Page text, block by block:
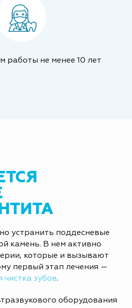
работы не менее 10 лет
устранить поддесневые
камень. В нем активно
которые и вызывают
первый этап лечения —
чистка зубов.
оборудования